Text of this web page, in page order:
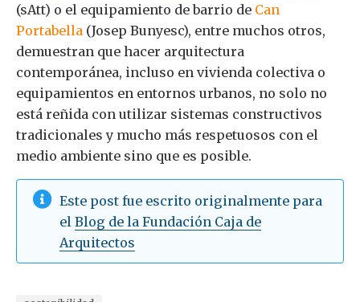
(sAtt) o el equipamiento de barrio de Can
Portabella (Josep Bunyesc), entre muchos otros,
demuestran que hacer arquitectura
contemporánea, incluso en vivienda colectiva o
equipamientos en entornos urbanos, no solo no
está reñida con utilizar sistemas constructivos
tradicionales y mucho más respetuosos con el
medio ambiente sino que es posible.
Este post fue escrito originalmente para
el Blog de la Fundación Caja de
Arquitectos